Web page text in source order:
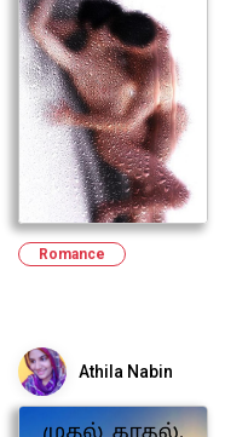
Romance
Athila Nabin